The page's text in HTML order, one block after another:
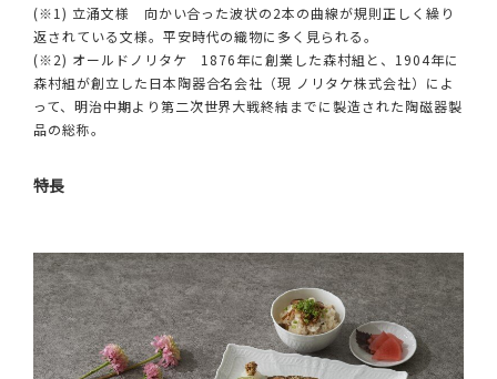
(※1) 立涌文様 向かい合った波状の2本の曲線が規則正しく繰り
返されている文様。平安時代の織物に多く見られる。
(※2) オールドノリタケ 1876年に創業した森村組と、1904年に
森村組が創立した日本陶器合名会社（現 ノリタケ株式会社）によ
って、明治中期より第二次世界大戦終結までに製造された陶磁器製
品の総称。
特長